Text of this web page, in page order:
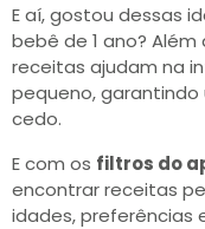
E aí, gostou dessas
bebê de 1 ano?
receitas ajudam na
pequeno,
cedo.
E com os filtros do
encontrar receitas
idades, preferências